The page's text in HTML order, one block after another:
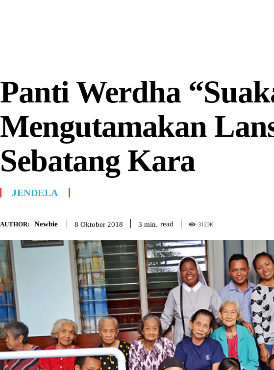
Panti Werdha
Mengutamakan
Sebatang Kara
JENDELA
AUTHOR: Newbie 8 Oktober 2018 3 min. read 3123K